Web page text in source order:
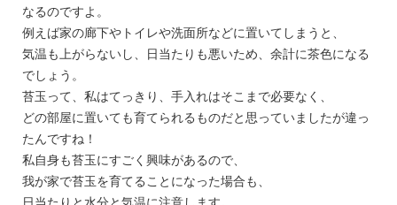
なるのですよ。
例えば家の廊下やトイレや洗面所などに置いてしまうと、
気温も上がらないし、日当たりも悪いため、余計に茶色になる
でしょう。
苔玉って、私はてっきり、手入れはそこまで必要なく、
どの部屋に置いても育てられるものだと思っていましたが違っ
たんですね！
私自身も苔玉にすごく興味があるので、
我が家で苔玉を育てることになった場合も、